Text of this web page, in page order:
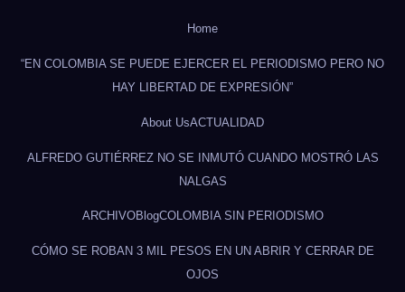
Home
“EN COLOMBIA SE PUEDE EJERCER EL PERIODISMO PERO NO
HAY LIBERTAD DE EXPRESIÓN”
About UsACTUALIDAD
ALFREDO GUTIÉRREZ NO SE INMUTÓ CUANDO MOSTRÓ LAS
NALGAS
ARCHIVOBlogCOLOMBIA SIN PERIODISMO
CÓMO SE ROBAN 3 MIL PESOS EN UN ABRIR Y CERRAR DE
OJOS